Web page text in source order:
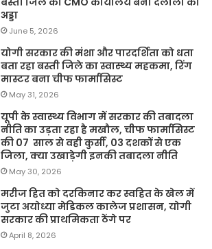
अड्डा
June 5, 2026
योगी सरकार की मंशा और पारदर्शिता को धता
बता रहा बस्ती जिले का स्वास्थ्य महकमा, रिंग
मास्टर बना चीफ फार्मासिस्ट
May 31, 2026
यूपी के स्वास्थ्य विभाग में सरकार की तबादला
नीति का उड़ता रहा है मखौल, चीफ फार्मासिस्ट
की 07 साल से वही कुर्सी, 03 दशकों से एक
जिला, क्या उखाड़ेगी इनकी तबादला नीति
May 30, 2026
मरीज हित को दरकिनार कर स्वहित के खेल में
जुटा अयोध्या मेडिकल कालेज प्रशासन, योगी
सरकार की प्राथमिकता ठेंगे पर
April 8, 2026